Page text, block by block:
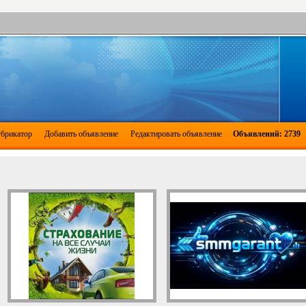
Добавить объявление Редактировать объявление Объявлений: 2739